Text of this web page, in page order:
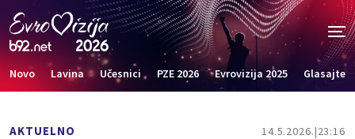
Novo Lavina Učesnici PZE 2026 Evrovizija 2025 Glasajte
AKTUELNO 14.5.2026. 23:16